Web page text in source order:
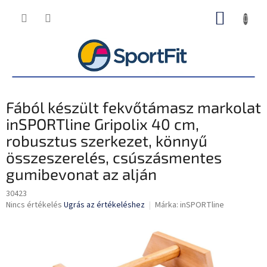
KOSÁR
Fából készült fekvőtámasz markolat
inSPORTline Gripolix 40 cm,
robusztus szerkezet, könnyű
összeszerelés, csúszásmentes
gumibevonat az alján
30423
A
Nincs értékelés Ugrás az értékeléshez Márka: inSPORTline